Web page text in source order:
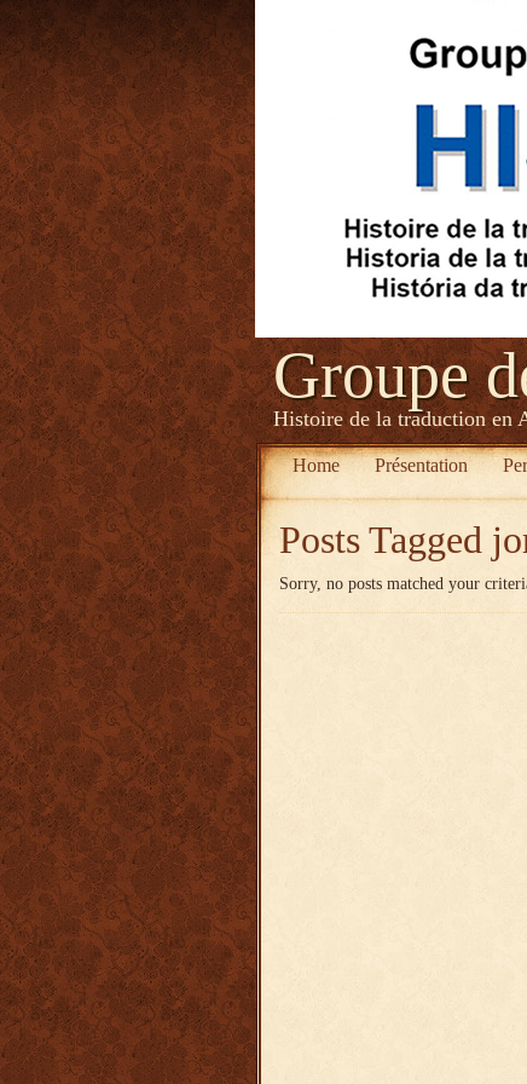
Groupe
Histoire de la traduction en
Home Présentation
Posts Tagged
Sorry, no posts matched your